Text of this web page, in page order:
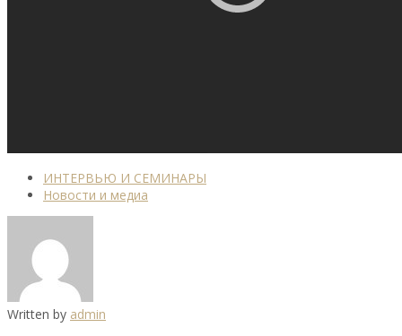
ИНТЕРВЬЮ И СЕМИНАРЫ
Новости и медиа
Written by admin